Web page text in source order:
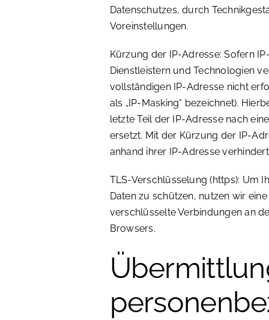
Datenschutzes, durch
Voreinstellungen.
Kürzung der IP-Adresse: Sofern
Dienstleistern und Technologien
vollständigen IP-Adresse nicht
als „IP-Masking“ bezeichnet).
letzte Teil der IP-Adresse nach
ersetzt. Mit der Kürzung der IP-
anhand ihrer IP-Adresse
TLS-Verschlüsselung (https): Um
Daten zu schützen, nutzen wir
verschlüsselte Verbindungen an
Browsers.